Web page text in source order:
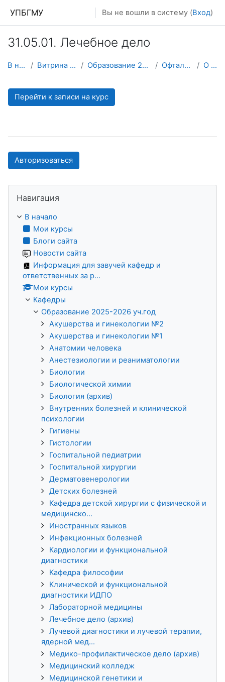
УПБГМУ Вы не вошли в систему (Вход)
31.05.01. Лечебное дело
В начало Витрина курсов 3KL Образование 2025-2026 уч.год Офтальмологии О курсе
Перейти к записи на курс
Авторизоваться
Навигация
В начало
Мои курсы
Блоги сайта
Новости сайта
Информация для завучей кафедр и
ответственных за р...
Мои курсы
Кафедры
Образование 2025-2026 уч.год
Акушерства и гинекологии №2
Акушерства и гинекологии №1
Анатомии человека
Анестезиологии и реаниматологии
Биологии
Биологической химии
Биология (архив)
Внутренних болезней и клинической
психологии
Гигиены
Гистологии
Госпитальной педиатрии
Госпитальной хирургии
Дерматовенерологии
Детских болезней
Кафедра детской хирургии с физической и
медицинско...
Иностранных языков
Инфекционных болезней
Кардиологии и функциональной
диагностики
Кафедра философии
Клинической и функциональной
диагностики ИДПО
Лабораторной медицины
Лечебное дело (архив)
Лучевой диагностики и лучевой терапии,
ядерной мед...
Медико-профилактическое дело (архив)
Медицинский колледж
Медицинской генетики и